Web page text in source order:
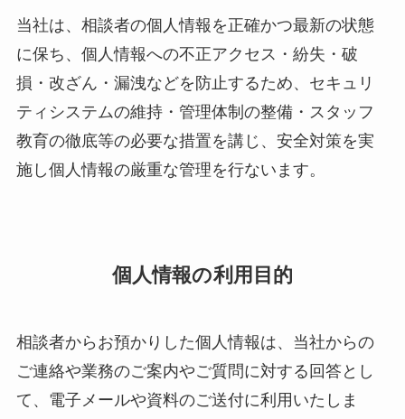
当社は、​相談者の​個人情報を​正確かつ​最新の​状態
に​保ち、​個人情報への​不正アクセス・紛失・破
損・​改ざん・​漏洩などを​防止する​ため、​セキュリ
ティシステムの​維持・管理体制の​整備・スタッフ
教育の​徹底等の​必要な​措置を​講じ、​安全対策を​実
施し個人情報の​厳重な​管理を​行ないます。
個人情報の利用目的
相談者から​お預かりした​個人情報は、​当社からの​
ご連絡や​業務の​ご案内や​ご質問に​対する​回答と​し
て、​電子メールや​資料の​ご送付に​利用いたしま